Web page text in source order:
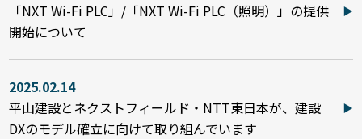
「NXT Wi-Fi PLC」/「NXT Wi-Fi PLC（照明）」の提供
開始について
2025.02.14
平山建設とネクストフィールド・NTT東日本が、建設
DXのモデル確立に向けて取り組んでいます